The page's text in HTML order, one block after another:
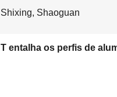
Shixing, Shaoguan